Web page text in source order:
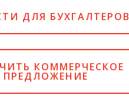
ДЛЯ БУХГАЛТЕРОВ
КОММЕРЧЕСКОЕ
ПРЕДЛОЖЕНИЕ